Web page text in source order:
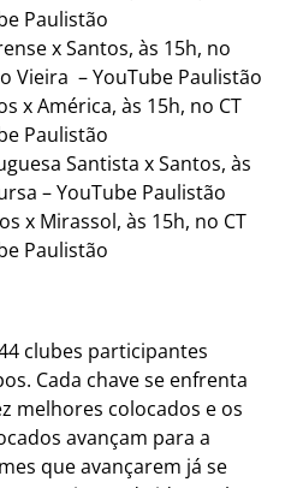
Paulistão
x Santos, às 15h, no
Vieira – YouTube Paulistão
x América, às 15h, no CT
Paulistão
Santista x Santos, às
– YouTube Paulistão
x Mirassol, às 15h, no CT
Paulistão
clubes participantes
Cada chave se enfrenta
melhores colocados e os
avançam para a
que avançarem já se